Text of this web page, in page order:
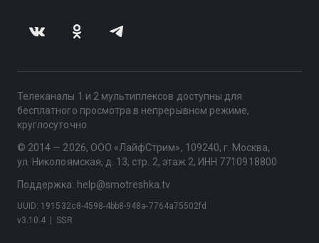
Телеканалы 1 и 2 мультиплексов доступны для
бесплатного просмотра в непрерывном режиме,
круглосуточно.
© 2014 — 2026, ООО «ЛайфСтрим», 109240, г. Москва,
ул. Николоямская, д. 13, стр. 2, этаж 2, ИНН 7710918800
Поддержка: help@smotreshka.tv
v3.10.4 SSR
UUID: 191532c8-4598-4bb8-948a-7764a75502fd